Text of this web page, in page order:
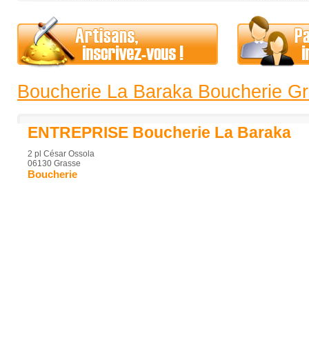
Boucherie La Baraka Boucherie
ENTREPRISE Boucherie La Baraka
2 pl César Ossola
06130 Grasse
Boucherie